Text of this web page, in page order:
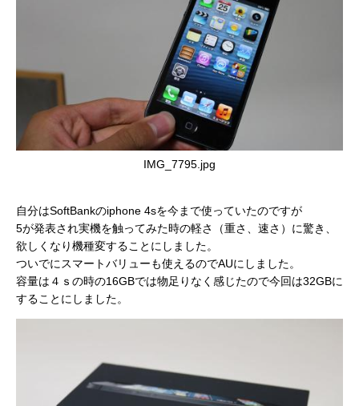
IMG_7795.jpg
自分はSoftBankのiphone 4sを今まで使っていたのですが
5が発表され実機を触ってみた時の軽さ（重さ、速さ）に驚き、
欲しくなり機種変することにしました。
ついでにスマートバリューも使えるのでAUにしました。
容量は４ｓの時の16GBでは物足りなく感じたので今回は32GBに
することにしました。